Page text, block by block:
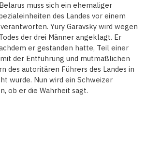
muss sich ein ehemaliger
des Landes vor einem
Yury Garavsky wird wegen
der drei Männer angeklagt. Er
er gestanden hatte, Teil einer
der Entführung und mutmaßlichen
des autoritären Führers des Landes in
wurde. Nun wird ein Schweizer
ob er die Wahrheit sagt.